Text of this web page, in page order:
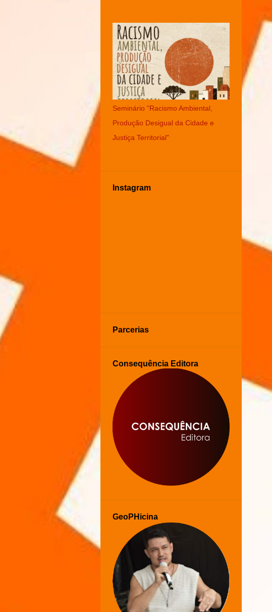
Seminário "Racismo Ambiental,
Produção Desigual da Cidade e
Justiça Territorial"
Instagram
Parcerias
Consequência Editora
GeoPHicina